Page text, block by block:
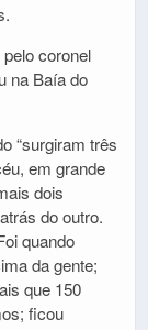
coronel
na Baía do
“surgiram três
em grande
dois
do outro.
quando
da gente;
que 150
ficou